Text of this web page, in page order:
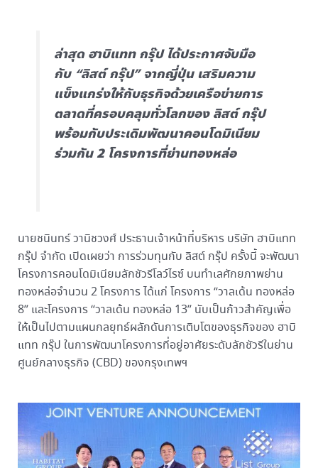
ล่าสุด ฮาบิแทท กรุ๊ป ได้ประกาศจับมือ
กับ “ลิสต์ กรุ๊ป” จากญี่ปุ่น เสริมความ
แข็งแกร่งให้กับธุรกิจด้วยเครือข่ายการ
ตลาดที่ครอบคลุมทั่วโลกของ ลิสต์ กรุ๊ป
พร้อมกับประเดิมพัฒนาคอนโดมิเนียม
ร่วมกัน 2 โครงการที่ย่านทองหล่อ
นายชนินทร์ วานิชวงศ์ ประธานเจ้าหน้าที่บริหาร บริษัท ฮาบิแทท
กรุ๊ป จำกัด เปิดเผยว่า การร่วมทุนกับ ลิสต์ กรุ๊ป ครั้งนี้ จะพัฒนา
โครงการคอนโดมิเนียมลักชัวรีโลว์ไรซ์ บนทำเลศักยภาพย่าน
ทองหล่อจำนวน 2 โครงการ ได้แก่ โครงการ “วาลเด้น ทองหล่อ
8” และโครงการ “วาลเด้น ทองหล่อ 13” นับเป็นก้าวสำคัญเพื่อ
ให้เป็นไปตามแผนกลยุทธ์ผลักดันการเติบโตของธุรกิจของ ฮาบิ
แทท กรุ๊ป ในการพัฒนาโครงการที่อยู่อาศัยระดับลักชัวรีในย่าน
ศูนย์กลางธุรกิจ (CBD) ของกรุงเทพฯ